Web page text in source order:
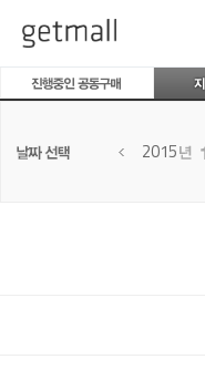
공동구매
2015